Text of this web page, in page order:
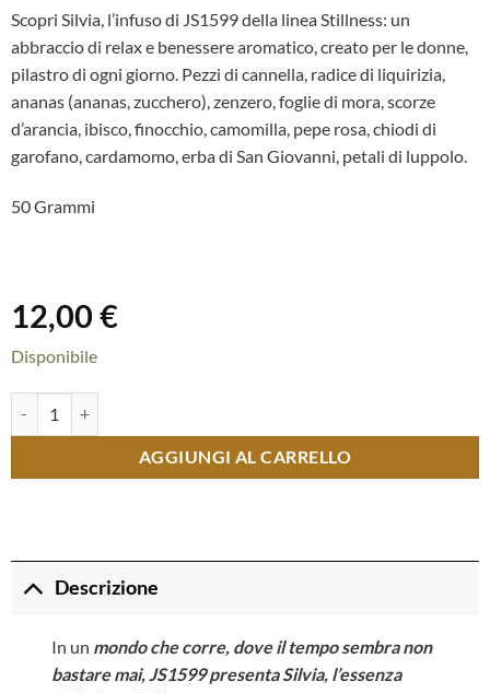
Scopri Silvia, l’infuso di JS1599 della linea Stillness: un
abbraccio di relax e benessere aromatico, creato per le donne,
pilastro di ogni giorno. Pezzi di cannella, radice di liquirizia,
ananas (ananas, zucchero), zenzero, foglie di mora, scorze
d’arancia, ibisco, finocchio, camomilla, pepe rosa, chiodi di
garofano, cardamomo, erba di San Giovanni, petali di luppolo.
50 Grammi
12,00 €
Disponibile
AGGIUNGI AL CARRELLO
Descrizione
In un mondo che corre, dove il tempo sembra non
bastare mai, JS1599 presenta Silvia, l’essenza